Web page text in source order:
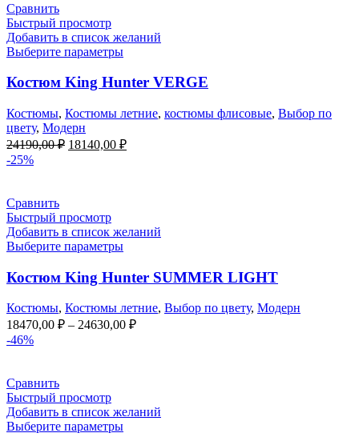
Сравнить
Быстрый просмотр
Добавить в список желаний
Выберите параметры
Костюм King Hunter VERGE
Костюмы, Костюмы летние, костюмы флисовые, Выбор по
цвету, Модерн
24190,00₽ Первоначальная
18140,00 ₽Текущая
-25%
Сравнить
Быстрый просмотр
Добавить в список желаний
Выберите параметры
Костюм King Hunter SUMMER LIGHT
Костюмы, Костюмы летние, Выбор по цвету, Модерн
18470,00 ₽ – 24630,00 ₽Диапазон
-46%
Сравнить
Быстрый просмотр
Добавить в список желаний
Выберите параметры